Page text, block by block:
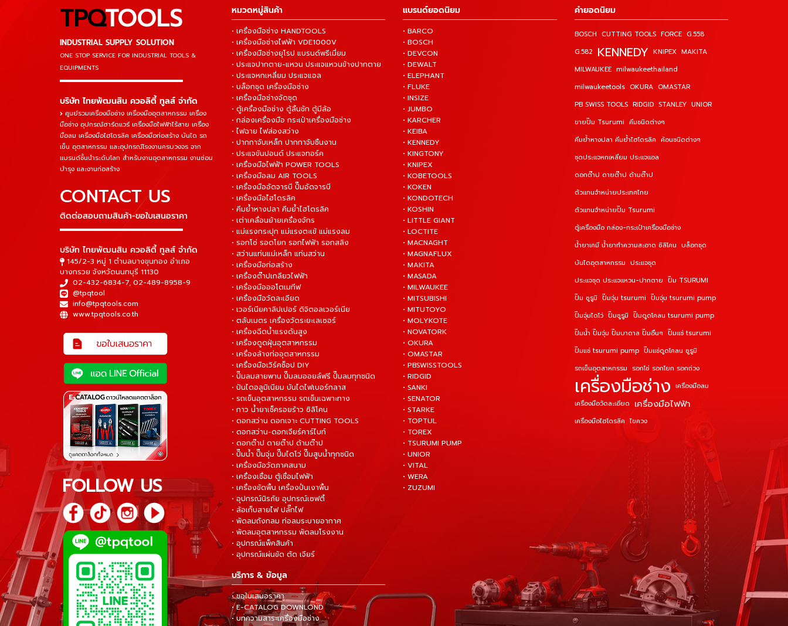
TPQTOOLS
INDUSTRIAL SUPPLY SOLUTION
ONE STOP SERVICE FOR INDUSTRIAL TOOLS &
EQUIPMENTS
▬▬▬▬▬▬▬▬▬▬▬▬▬▬▬
บริษัท ไทยพัฒนสิน ควอลิตี้ ทูลส์ จำกัด
ศูนย์รวมเครื่องมือช่าง เครื่องมืออุตสาหกรรม เครื่อง
มือช่าง อุปกรณ์ฮาร์ดแวร์ เครื่องมือไฟฟ้าไร้สาย เครื่อง
มือลม เครื่องมือไฮโดรลิค เครื่องมือก่อสร้าง บันได รถ
เข็น อุตสาหกรรม และอุปกรณ์โรงงานครบวงจร จาก
แบรนด์ชั้นนำระดับโลก สำหรับงานอุตสาหกรรม งานซ่อม
บำรุง และงานก่อสร้าง
CONTACT US
ติดต่อสอบถามสินค้า-ขอใบเสนอราคา
▬▬▬▬▬▬▬▬▬▬▬▬▬▬▬
บริษัท ไทยพัฒนสิน ควอลิตี้ ทูลส์ จำกัด
145/2-3 หมู่ 1 ตำบลบางขุนกอง อำเภอ
บางกรวย จังหวัดนนทบุรี 11130
02-432-6834-7, 02-489-8958-9
@tpqtool
info@tpqtools.com
www.tpqtools.co.th
FOLLOW US
หมวดหมู่สินค้า
• เครื่องมือช่าง HANDTOOLS
• เครื่องมือช่างไฟฟ้า VDE1000V
• เครื่องมือช่างยุโรป แบรนด์พรีเมี่ยม
• ประแจปากตาย-แหวน ประแจแหวนข้างปากตาย
• ประแจหกเหลี่ยม ประแจแอล
• บล็อกชุด เครื่องมือช่าง
• เครื่องมือช่างจัดชุด
• ตู้เครื่องมือช่าง ตู้ลิ้นชัก ตู้มีล้อ
• กล่องเครื่องมือ กระเป๋าเครื่องมือช่าง
• ไฟฉาย ไฟส่องสว่าง
• ปากกาจับเหล็ก ปากกาจับชิ้นงาน
• ประแจขันปอนด์ ประแจทอร์ค
• เครื่องมือไฟฟ้า POWER TOOLS
• เครื่องมือลม AIR TOOLS
• เครื่องมืออัดจารบี ปั๊มอัดจารบี
• เครื่องมือไฮโดรลิค
• คีมย้ำหางปลา คีมย้ำไฮโดรลิค
• เต่าเคลื่อนย้ายเครื่องจักร
• แม่แรงกระปุก แม่แรงตะเข้ แม่แรงลม
• รอกโซ่ รอดโยก รอกไฟฟ้า รอกสลิง
• สว่านแท่นแม่เหล็ก แท่นสว่าน
• เครื่องมือก่อสร้าง
• เครื่องต๊าปเกลียวไฟฟ้า
• เครื่องมือออโตเมทีฟ
• เครื่องมือวัดละเอียด
• เวอร์เนียคาลิปเปอร์ ดิจิตอลเวอร์เนีย
• ตลับเมตร เครื่องวัดระยะเลเซอร์
• เครื่องฉีดน้ำแรงดันสูง
• เครื่องดูดฝุ่นอุตสาหกรรม
• เครื่องล้างท่ออุตสาหกรรม
• เครื่องมือเวิร์คช็อป DIY
• ปั๊มลมสายพาน ปั๊มลมออยล์ฟรี ปั๊มลมทุกชนิด
• ปันไดอลูมิเนียม บันไดไฟเบอร์กลาส
• รถเข็นอุตสาหกรรม รถเข็นเฉพาะทาง
• กาว น้ำยาเช็ครอยร้าว ซิลิโคน
• ดอกสว่าน ดอกเจาะ CUTTING TOOLS
• ดอกสว่าน-ดอกเจียร์คาร์ไบท์
• ดอกต๊าป ดายต๊าป ด้ามต๊าป
• ปั๊มน้ำ ปั๊มจุ่ม ปั๊มไดโว่ ปั๊มสูบน้ำทุกชนิด
• เครื่องมือวัดภาคสนาม
• เครื่องเชื่อม ตู้เชื่อมไฟฟ้า
• เครื่องขัดพื้น เครื่องปั่นเงาพื้น
• อุปกรณ์นิรภัย อุปกรณ์เซฟตี้
• ล้อเก็บสายไฟ ปลั๊กไฟ
• พัดลมถังกลม ท่อลมระบายอากาศ
• พัดลมอุตสาหกรรม พัดลมโรงงาน
• อุปกรณ์แพ็คสินค้า
• อุปกรณ์แผ่นขัด ตัด เจียร์
แบรนด์ยอดนิยม
• BARCO
• BOSCH
• DEVCON
• DEWALT
• ELEPHANT
• FLUKE
• INSIZE
• JUMBO
• KARCHER
• KEIBA
• KENNEDY
• KINGTONY
• KNIPEX
• KOBETOOLS
• KOKEN
• KONDOTECH
• KOSHIN
• LITTLE GIANT
• LOCTITE
• MACNAGHT
• MAGNAFLUX
• MAKITA
• MASADA
• MILWAUKEE
• MITSUBISHI
• MITUTOYO
• MOLYKOTE
• NOVATORK
• OKURA
• OMASTAR
• PBSWISSTOOLS
• RIDGID
• SANKI
• SENATOR
• STARKE
• TOPTUL
• TOREX
• TSURUMI PUMP
• UNIOR
• VITAL
• WERA
• ZUZUMI
บริการ & ข้อมูล
• ขอใบเสนอราคา
• E-CATALOG DOWNLOND
• บทความสาระเครื่องมือช่าง
คำยอดนิยม
BOSCH CUTTING TOOLS FORCE G.558
G.582 KENNEDY KNIPEX MAKITA
MILWAUKEE milwaukeethailand
milwaukeetools OKURA OMASTAR
PB SWISS TOOLS RIDGID STANLEY UNIOR
ขายปั๊ม Tsurumi คีมชนิดต่างๆ
คีมย้ำหางปลา คีมย้ำไฮโดรลิค ค้อนชนิดต่างๆ
ชุดประแจหกเหลี่ยม ประแจแอล
ดอกต๊าป ดายต๊าป ด้ามต๊าป
ตัวแทนจำหน่ายประเทศไทย
ตัวแทนจำหน่ายปั๊ม Tsurumi
ตู้เครื่องมือ กล่อง-กระเป๋าเครื่องมือช่าง
น้ำยาเคมี น้ำยาทำความสะอาด ซิลิโคน บล็อกชุด
บันไดอุตสาหกรรม ประแจชุด
ประแจชุด ประแจแหวน-ปากตาย ปั๊ม TSURUMI
ปั๊ม ซูรูมิ ปั๊มจุ่ม tsurumi ปั๊มจุ่ม tsurumi pump
ปั๊มจุ่มไดโว่ ปั๊มซูรูมิ ปั๊มดูดโคลน tsurumi pump
ปั๊มน้ำ ปั๊มจุ่ม ปั๊มบาดาล ปั๊มอื่นๆ ปั๊มแช่ tsurumi
ปั๊มแช่ tsurumi pump ปั๊มแช่ดูดโคลน ซูรูมิ
รถเข็นอุตสาหกรรม รอกโซ่ รอกโยก รอกถ่วง
เครื่องมือช่าง เครื่องมือลม
เครื่องมือวัดละเอียด เครื่องมือไฟฟ้า
เครื่องมือไฮโดรลิค ไขควง